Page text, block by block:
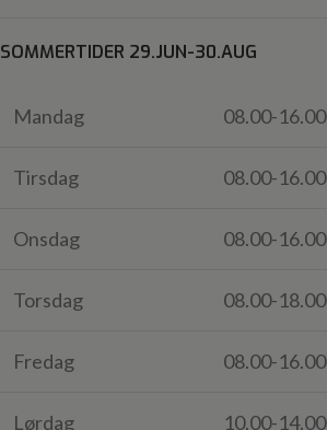
SOMMERTIDER 29.JUN-30.AUG
Mandag 08.00-16.00
Tirsdag 08.00-16.00
Onsdag 08.00-16.00
Torsdag 08.00-18.00
Fredag 08.00-16.00
Lørdag 10.00-14.00